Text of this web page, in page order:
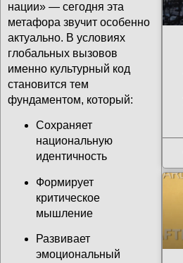
нации» — сегодня эта
метафора звучит особенно
актуально. В условиях
глобальных вызовов
именно культурный код
становится тем
фундаментом, который:
Сохраняет
национальную
идентичность
Формирует
критическое
мышление
Развивает
эмоциональный